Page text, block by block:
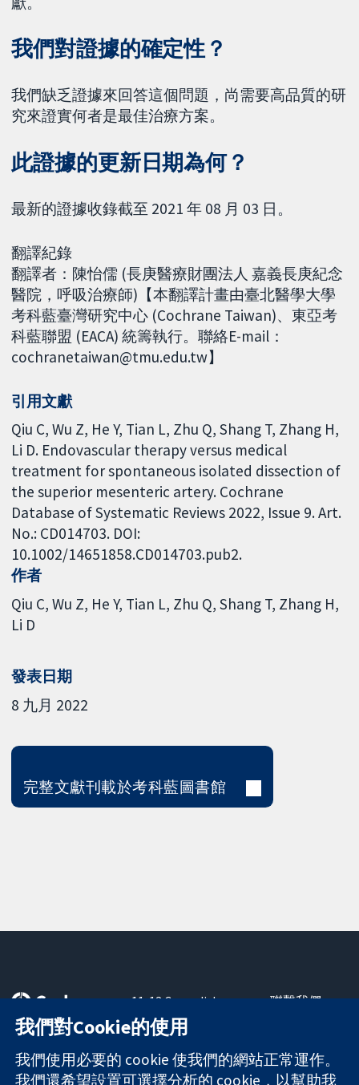
我們對證據的確定性？
我們缺乏證據來回答這個問題，尚需要高品質的研
究來證實何者是最佳治療方案。
此證據的更新日期為何？
最新的證據收錄截至 2021 年 08 月 03 日。
翻譯紀錄
翻譯者：陳怡儒 (長庚醫療財團法人 嘉義長庚紀念
醫院，呼吸治療師)【本翻譯計畫由臺北醫學大學
考科藍臺灣研究中心 (Cochrane Taiwan)、東亞考
科藍聯盟 (EACA) 統籌執行。聯絡E-mail：
cochranetaiwan@tmu.edu.tw】
引用文獻
Qiu C, Wu Z, He Y, Tian L, Zhu Q, Shang T, Zhang H,
Li D. Endovascular therapy versus medical
treatment for spontaneous isolated dissection of
the superior mesenteric artery. Cochrane
Database of Systematic Reviews 2022, Issue 9. Art.
No.: CD014703. DOI:
10.1002/14651858.CD014703.pub2.
作者
Qiu C Wu Z He Y Tian L Zhu Q Shang T Zhang H
Li D
發表日期
8 九月 2022
完整文獻刊載於考科藍圖書館
可信任實證
知情決定
更完善的健康照
11-13 Cavendish
Square
London
W1G 0AN
United Kingdom
聯繫我們
關於我們
工作機會
我們對Cookie的使用
我們使用必要的 cookie 使我們的網站正常運作。
我們還希望設置可選擇分析的 cookie，以幫助我